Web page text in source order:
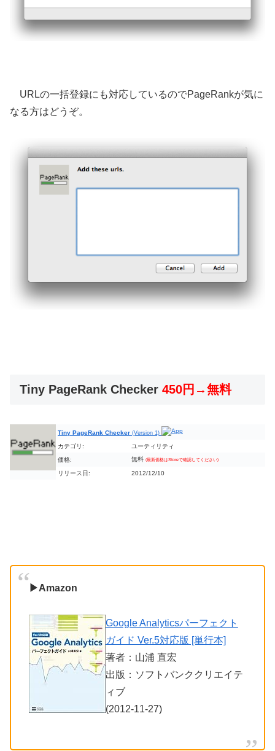
URLの一括登録にも対応しているのでPageRankが気に
なる方はどうぞ。
Tiny PageRank Checker 450円→無料
Tiny PageRank Checker (Version 1)
カテゴリ:
ユーティリティ
価格:
無料 (最新価格はStoreで確認してください)
リリース日: 2012/12/10
▶Amazon
Google Analyticsパーフェクト
ガイド Ver.5対応版 [単行本]
著者：山浦 直宏
出版：ソフトバンククリエイテ
ィブ
(2012-11-27)